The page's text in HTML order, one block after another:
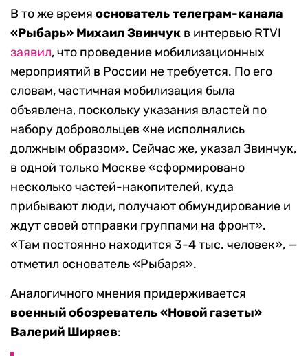
В то же время основатель телеграм-канала
«Рыбарь» Михаил Звинчук в интервью RTVI
заявил, что проведение мобилизационных
мероприятий в России не требуется. По его
словам, частичная мобилизация была
объявлена, поскольку указания властей по
набору добровольцев «не исполнялись
должным образом». Сейчас же, указал Звинчук,
в одной только Москве «сформировано
несколько частей-накопителей, куда
прибывают люди, получают обмундирование и
ждут своей отправки группами на фронт».
«Там постоянно находится 3-4 тыс. человек», —
отметил основатель «Рыбаря».
Аналогичного мнения придерживается
военный обозреватель «Новой газеты»
Валерий Ширяев: